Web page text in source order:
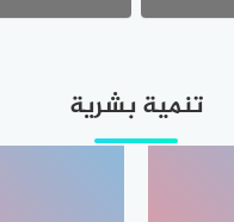
تنمية بشرية